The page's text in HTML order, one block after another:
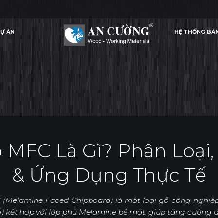
ÁN HỆ THỐNG
VẬT LIỆU
MFC LÀ GÌ? PHÂN LOẠI, ƯU NHƯỢC ĐIỂM & ỨNG DỤNG THỰC TẾ GỖ CÔNG NGHIỆP
Là Gì? Phân
& Ứng Dụng Thực Tế
(Melamine Faced Chipboard) là một loại gỗ công
kết hợp với lớp phủ Melamine bề mặt, giúp tăng cường